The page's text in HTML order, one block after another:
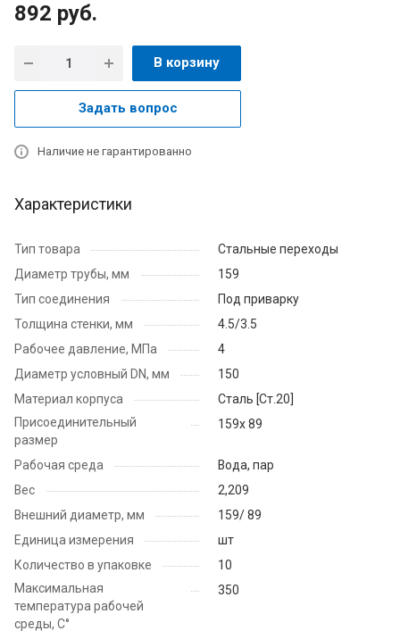
892 руб.
В корзину
Задать вопрос
Наличие не гарантированно
Характеристики
Тип товара
Стальные переходы
Диаметр трубы, мм
159
Тип соединения
Под приварку
Толщина стенки, мм
4.5/3.5
Рабочее давление, МПа
4
Диаметр условный DN, мм
150
Материал корпуса
Cталь [Ст.20]
Присоединительный
размер
159х 89
Рабочая среда
Вода, пар
Вес
2,209
Внешний диаметр, мм
159/ 89
Единица измерения
шт
Количество в упаковке
10
Максимальная
температура рабочей
среды, С°
350